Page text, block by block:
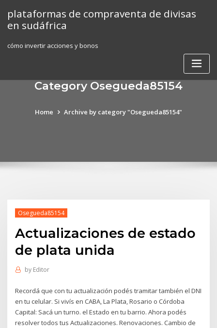
content
plataformas de compraventa de divisas
en sudáfrica
cómo invertir acciones y bonos
Category Osegueda85154
Home Archive by category "Osegueda85154"
Osegueda85154
Actualizaciones de estado
de plata unida
by Editor
Recordá que con tu actualización podés tramitar también el DNI
en tu celular. Si vivís en CABA, La Plata, Rosario o Córdoba
Capital: Sacá un turno. el Estado en tu barrio. Ahora podés
resolver todos tus Actualizaciones. Renovaciones. Cambio de